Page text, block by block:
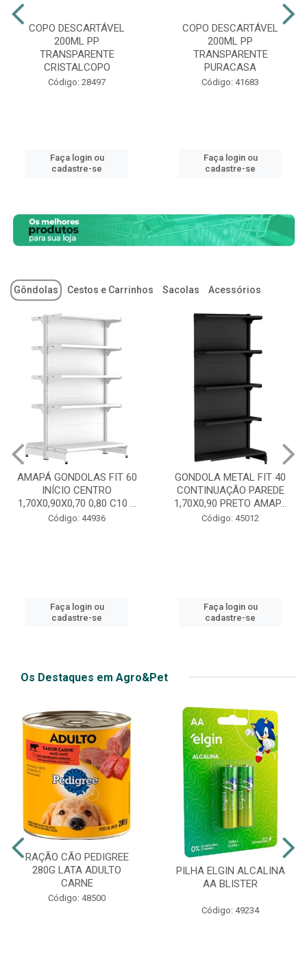
COPO DESCARTÁVEL
200ML PP
TRANSPARENTE
CRISTALCOPO
Código: 28497
Faça login ou
cadastre-se
COPO DESCARTÁVEL
200ML PP
TRANSPARENTE
PURACASA
Código: 41683
Faça login ou
cadastre-se
Gôndolas Cestos e Carrinhos Sacolas Acessórios
GONDOLA METAL FIT 40
CONTINUAÇÃO PAREDE
1,70X0,90 PRETO AMAP...
Código: 45012
Faça login ou
cadastre-se
GONDOLA METAL FIT 40
INICIO CENTRO 1,70X0,90
PRETO AMAPÁ
Código: 45013
cadastre-se
Os Destaques em Agro&Pet
RAÇÃO CÃO PEDIGREE
280G LATA ADULTO
CARNE
Código: 48500
PILHA ELGIN ALCALINA
AA BLISTER
Código: 49234